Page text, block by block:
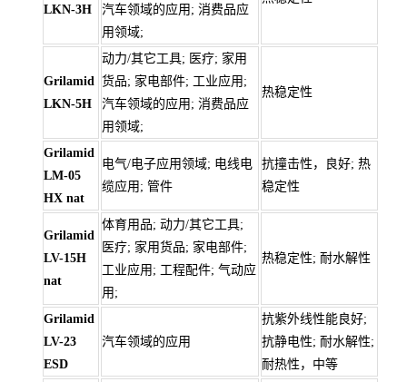
LKN-3H
汽车领域的应用; 消费品应
用领域;
Grilamid
LKN-5H
动力/其它工具; 医疗; 家用
货品; 家电部件; 工业应用;
汽车领域的应用; 消费品应
用领域;
热稳定性
Grilamid
LM-05
HX nat
电气/电子应用领域; 电线电
缆应用; 管件
抗撞击性，良好; 热
稳定性
Grilamid
LV-15H
nat
体育用品; 动力/其它工具;
医疗; 家用货品; 家电部件;
工业应用; 工程配件; 气动应
用;
热稳定性; 耐水解性
Grilamid
LV-23
ESD
汽车领域的应用
抗紫外线性能良好;
抗静电性; 耐水解性;
耐热性，中等